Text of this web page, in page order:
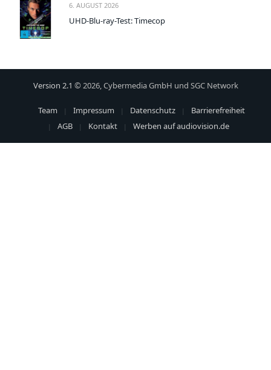
6. AUGUST 2026
UHD-Blu-ray-Test: Timecop
Version 2.1 © 2026, Cybermedia GmbH und SGC Network
Team Impressum Datenschutz
Barrierefreiheit
AGB
Kontakt Werben auf audiovision.de